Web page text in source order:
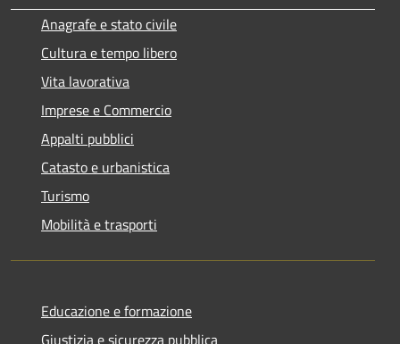
Anagrafe e stato civile
Cultura e tempo libero
Vita lavorativa
Imprese e Commercio
Appalti pubblici
Catasto e urbanistica
Turismo
Mobilità e trasporti
Educazione e formazione
Giustizia e sicurezza pubblica